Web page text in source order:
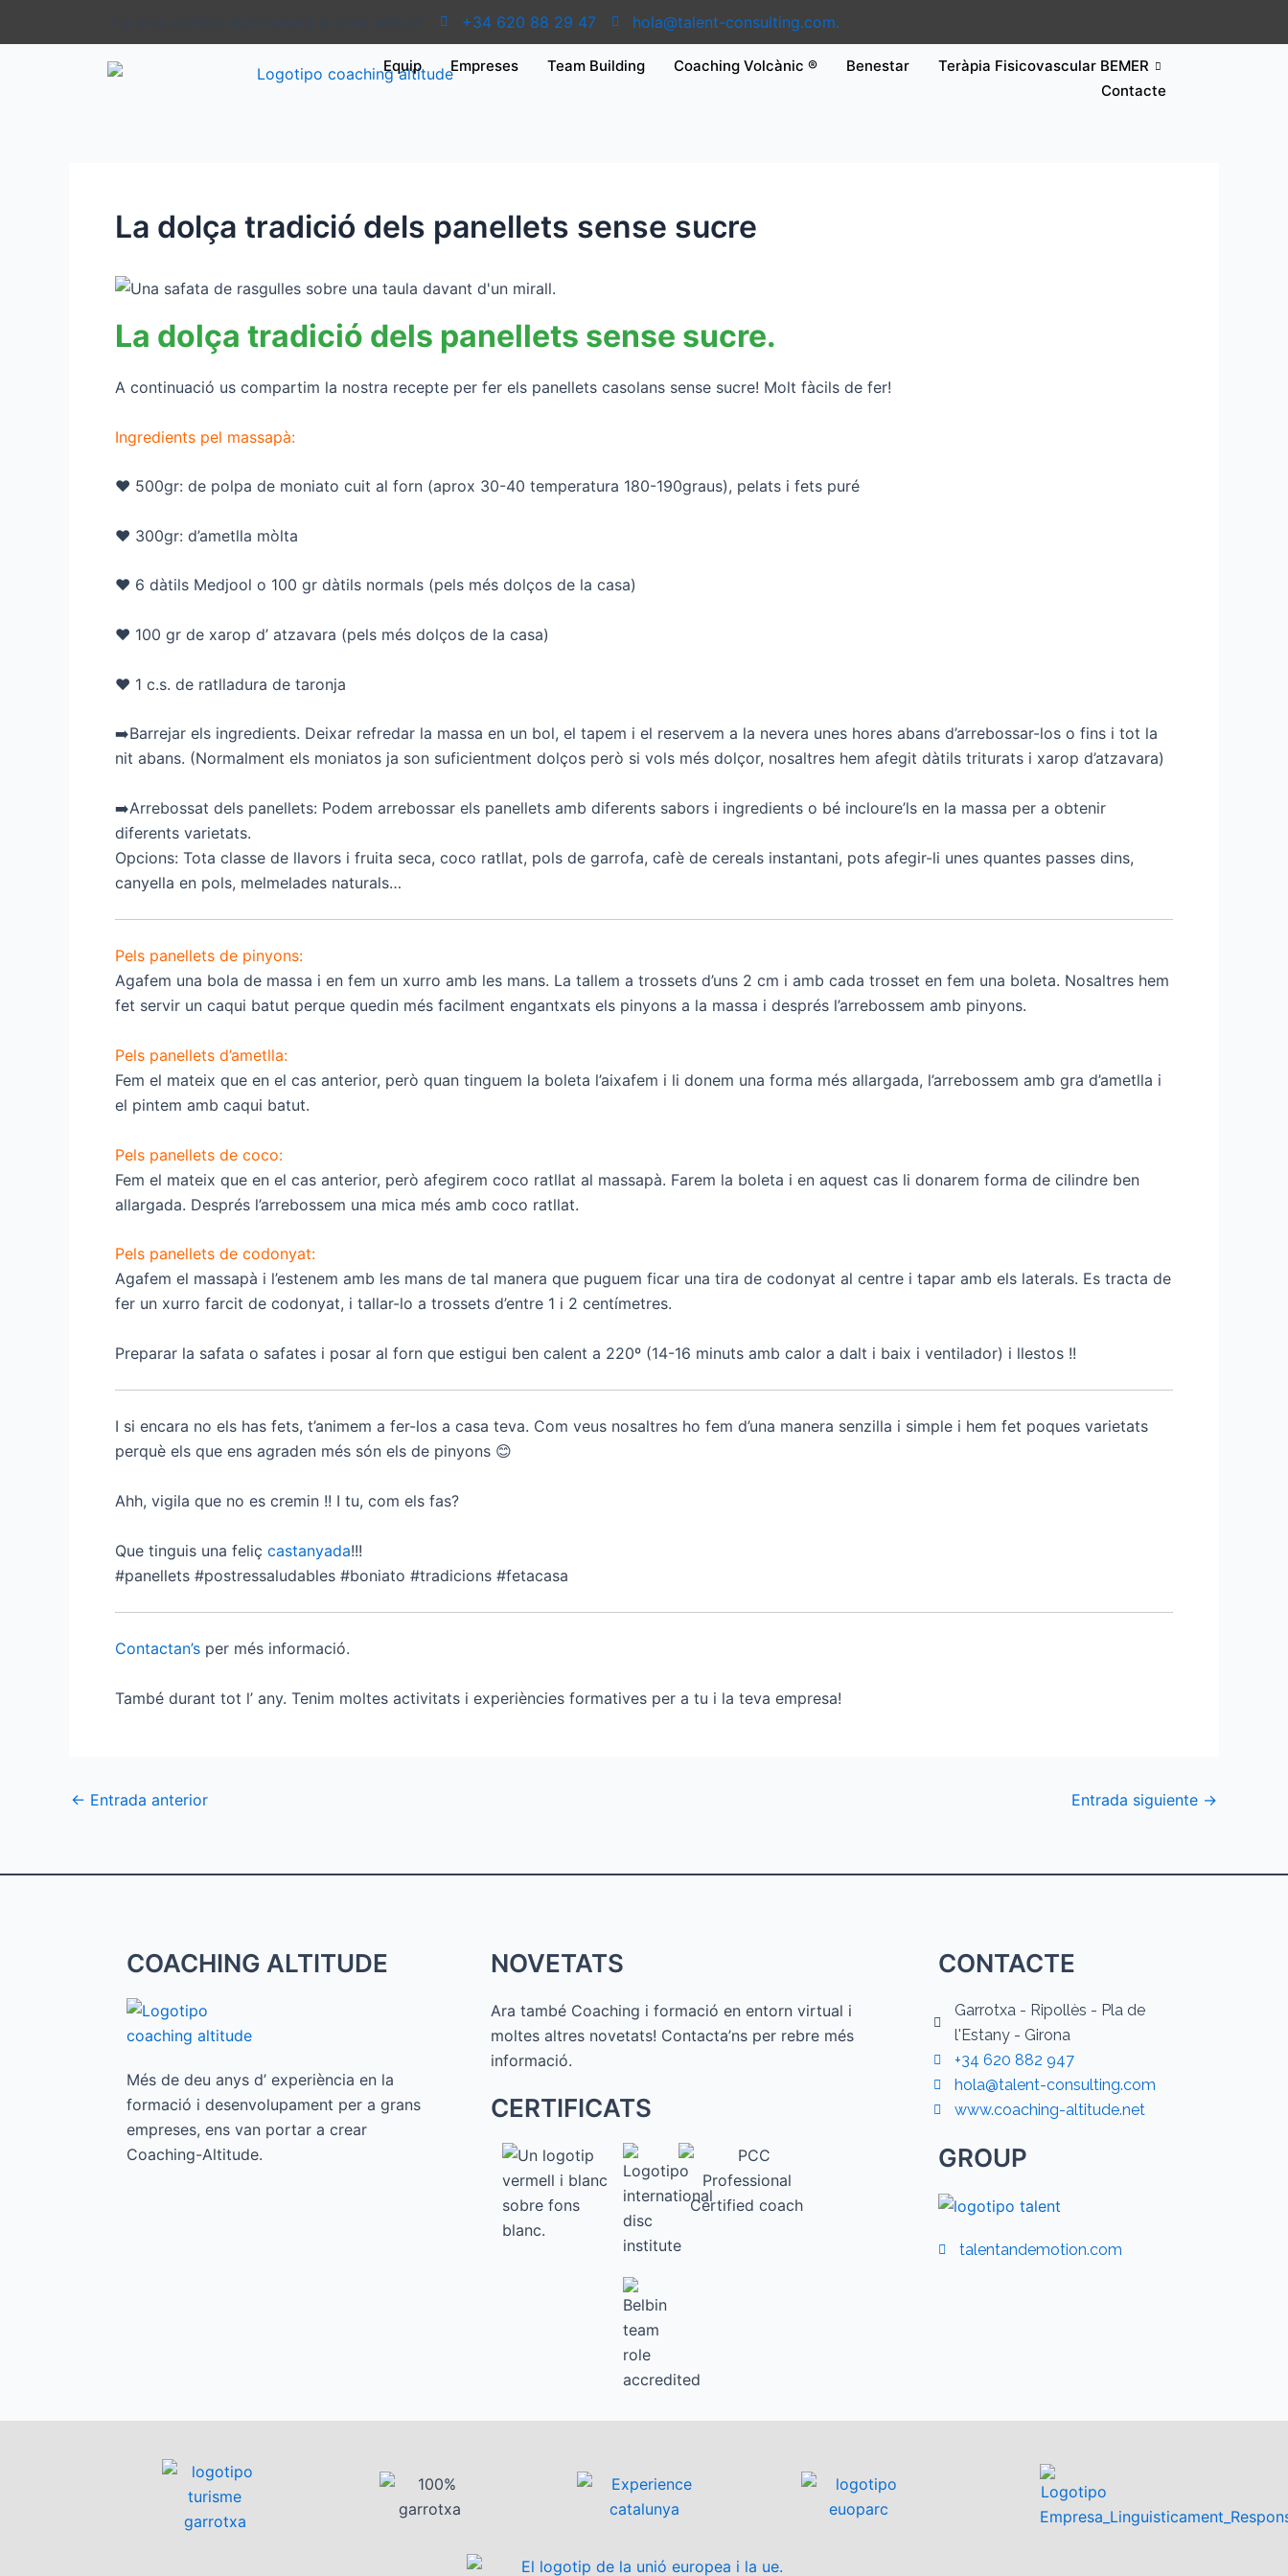
+34 620 88 29 47 hola@talent-consulting.com.
Equip Empreses Team Building Coaching Volcànic ® Benestar
Teràpia Fisicovascular BEMER
Contacte
La dolça tradició dels panellets sense sucre
La dolça tradició dels panellets sense sucre.
A continuació us compartim la nostra recepte per fer els panellets casolans sense sucre! Molt fàcils de fer!
Ingredients pel massapà:
♥️ 500gr: de polpa de moniato cuit al forn (aprox 30-40 temperatura 180-190graus), pelats i fets puré
♥️ 300gr: d’ametlla mòlta
♥️ 6 dàtils Medjool o 100 gr dàtils normals (pels més dolços de la casa)
♥️ 100 gr de xarop d’ atzavara (pels més dolços de la casa)
♥️ 1 c.s. de ratlladura de taronja
➡️Barrejar els ingredients. Deixar refredar la massa en un bol, el tapem i el reservem a la nevera unes hores abans d’arrebossar-los o fins i tot la
nit abans. (Normalment els moniatos ja son suficientment dolços però si vols més dolçor, nosaltres hem afegit dàtils triturats i xarop d’atzavara)
➡️Arrebossat dels panellets: Podem arrebossar els panellets amb diferents sabors i ingredients o bé incloure’ls en la massa per a obtenir
diferents varietats.
Opcions: Tota classe de llavors i fruita seca, coco ratllat, pols de garrofa, cafè de cereals instantani, pots afegir-li unes quantes passes dins,
canyella en pols, melmelades naturals…
Pels panellets de pinyons:
Agafem una bola de massa i en fem un xurro amb les mans. La tallem a trossets d’uns 2 cm i amb cada trosset en fem una boleta. Nosaltres hem
fet servir un caqui batut perque quedin més facilment engantxats els pinyons a la massa i després l’arrebossem amb pinyons.
Pels panellets d’ametlla:
Fem el mateix que en el cas anterior, però quan tinguem la boleta l’aixafem i li donem una forma més allargada, l’arrebossem amb gra d’ametlla i
el pintem amb caqui batut.
Pels panellets de coco:
Fem el mateix que en el cas anterior, però afegirem coco ratllat al massapà. Farem la boleta i en aquest cas li donarem forma de cilindre ben
allargada. Després l’arrebossem una mica més amb coco ratllat.
Pels panellets de codonyat:
Agafem el massapà i l’estenem amb les mans de tal manera que puguem ficar una tira de codonyat al centre i tapar amb els laterals. Es tracta de
fer un xurro farcit de codonyat, i tallar-lo a trossets d’entre 1 i 2 centímetres.
Preparar la safata o safates i posar al forn que estigui ben calent a 220º (14-16 minuts amb calor a dalt i baix i ventilador) i llestos !!
I si encara no els has fets, t’animem a fer-los a casa teva. Com veus nosaltres ho fem d’una manera senzilla i simple i hem fet poques varietats
perquè els que ens agraden més són els de pinyons 😊
Ahh, vigila que no es cremin !! I tu, com els fas?
Que tinguis una feliç castanyada!!!
#panellets #postressaludables #boniato #tradicions #fetacasa
Contactan’s per més informació.
També durant tot l’ any. Tenim moltes activitats i experiències formatives per a tu i la teva empresa!
entradas
← Entrada anterior Entrada siguiente →
COACHING ALTITUDE
Més de deu anys d’ experiència en la
formació i desenvolupament per a grans
empreses, ens van portar a crear
Coaching-Altitude.
NOVETATS
Ara també Coaching i formació en entorn virtual i
moltes altres novetats! Contacta’ns per rebre més
informació.
CERTIFICATS
CONTACTE
Garrotxa - Ripollès - Pla de
l'Estany - Girona
+34 620 882 947
hola@talent-consulting.com
www.coaching-altitude.net
GROUP
talentandemotion.com